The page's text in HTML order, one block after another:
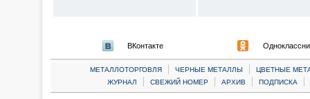
ВКонтакте
МЕТАЛЛОТОРГОВЛЯ | ЧЕРНЫЕ МЕТАЛЛЫ |
ЦВЕТНЫЕ
ЖУРНАЛ
| СВЕЖИЙ НОМЕР | АРХИВ | ПОДПИСКА |